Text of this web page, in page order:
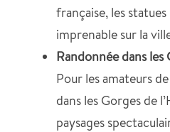
française, les
imprenable sur la
Randonnée dans les
Pour les amateurs
dans les Gorges de
paysages